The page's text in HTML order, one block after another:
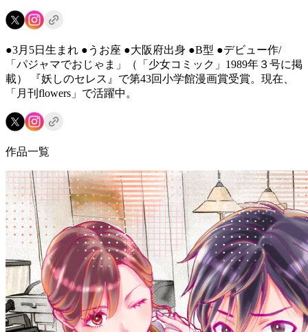
●3月5日生まれ ●うお座 ●大阪府出身 ●B型 ●デビュー作/
「パジャマでおじゃま」（「少女コミック」1989年３号に掲
載） 『妖しのセレス』で第43回小学館漫画賞受賞。現在、
「月刊flowers」で活躍中。
作品一覧